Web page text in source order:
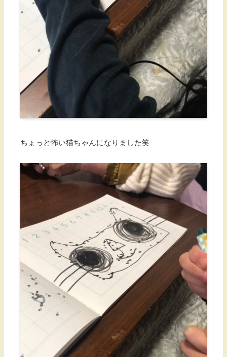
ちょっと怖い猫ちゃんになりました笑